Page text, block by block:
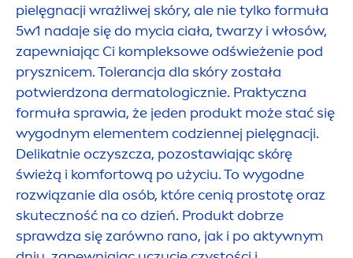
pielęgnacji wrażliwej skóry, ale nie tylko formuła
5w1 nadaje się do mycia ciała, twarzy i włosów,
zapewniając Ci kompleksowe odświeżenie pod
prysznicem. Tolerancja dla skóry została
potwierdzona dermatologicznie. Praktyczna
formuła sprawia, że jeden produkt może stać się
wygodnym elementem codziennej pielęgnacji.
Delikatnie oczyszcza, pozostawiając skórę
świeżą i komfortową po użyciu. To wygodne
rozwiązanie dla osób, które cenią prostotę oraz
skuteczność na co dzień. Produkt dobrze
sprawdza się zarówno rano, jak i po aktywnym